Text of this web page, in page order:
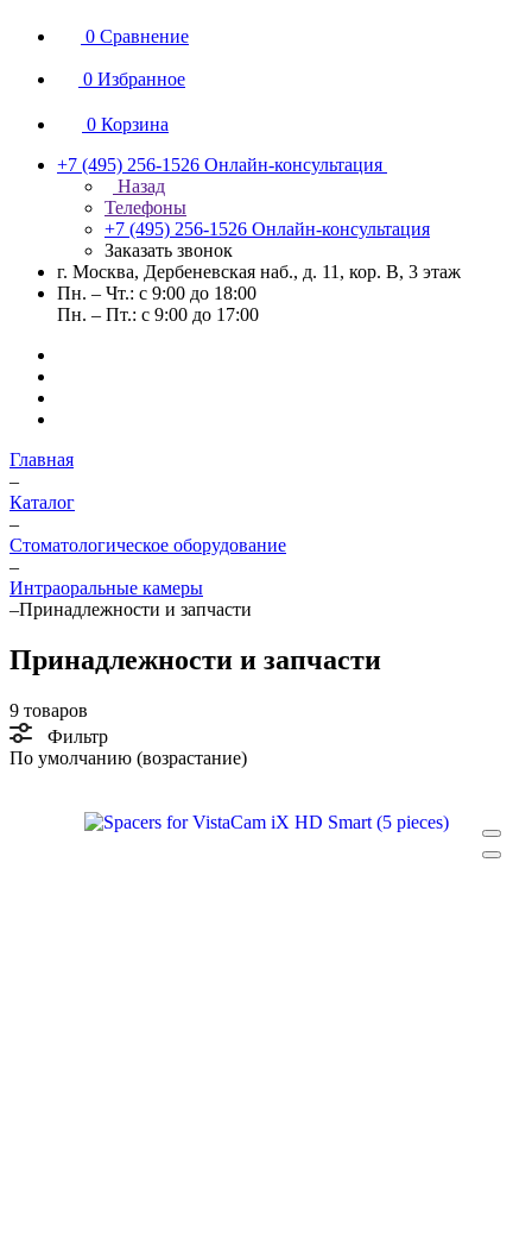
0 Сравнение
0 Избранное
0 Корзина
+7 (495) 256-1526 Онлайн-консультация
Назад
Телефоны
+7 (495) 256-1526 Онлайн-консультация
Заказать звонок
г. Москва, Дербеневская наб., д. 11, кор. В, 3 этаж
Пн. – Чт.: с 9:00 до 18:00
Пн. – Пт.: с 9:00 до 17:00
Главная
–
Каталог
–
Стоматологическое оборудование
–
Интраоральные камеры
–Принадлежности и запчасти
Принадлежности и запчасти
9 товаров
Фильтр
По умолчанию (возрастание)